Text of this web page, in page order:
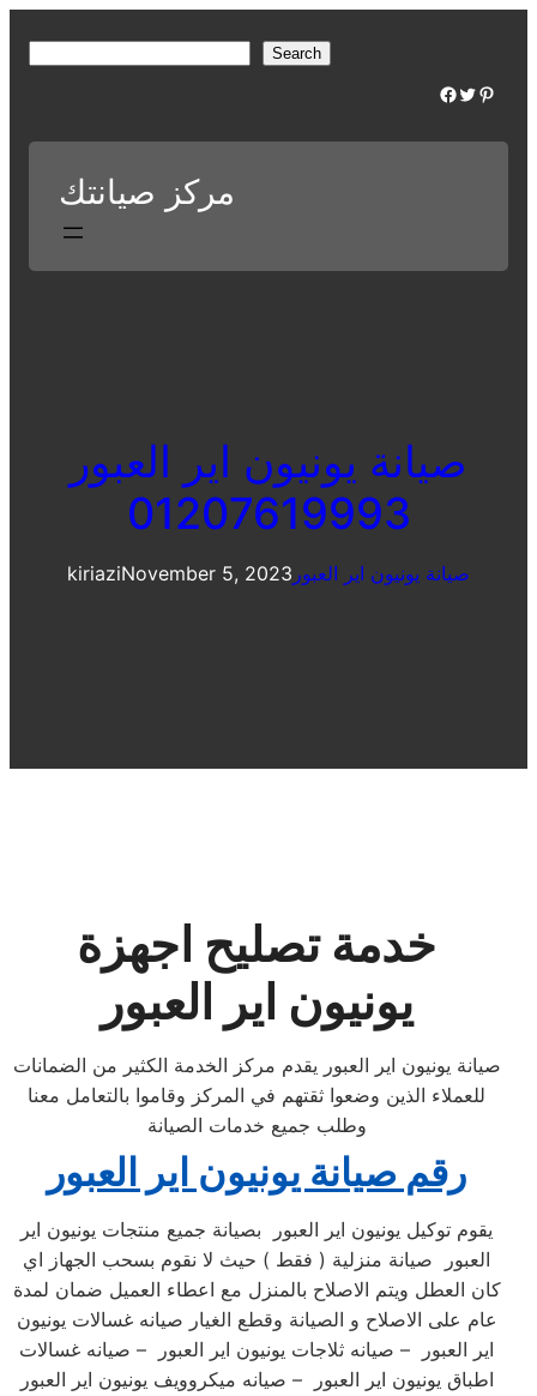
r
Search
Facebook Twitter Pinterest
مركز صيانتك
صيانة يونيون اير العبور
01207619993
kiriaziNovember 5, 2023 صيانة يونيون اير العبور
خدمة تصليح اجهزة
يونيون اير العبور
صيانة يونيون اير العبور يقدم مركز الخدمة الكثير من الضمانات
للعملاء الذين وضعوا ثقتهم في المركز وقاموا بالتعامل معنا
وطلب جميع خدمات الصيانة
رقم صيانة يونيون اير العبور
يقوم توكيل يونيون اير العبور بصيانة جميع منتجات يونيون اير
العبور صيانة منزلية ( فقط ) حيث لا نقوم بسحب الجهاز اي
كان العطل ويتم الاصلاح بالمنزل مع اعطاء العميل ضمان لمدة
عام على الاصلاح و الصيانة وقطع الغيار صيانه غسالات يونيون
اير العبور – صيانه ثلاجات يونيون اير العبور – صيانه غسالات
اطباق يونيون اير العبور – صيانه ميكروويف يونيون اير العبور